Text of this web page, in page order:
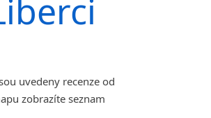
uvedeny recenze od
zobrazíte seznam